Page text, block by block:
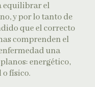
equilibrar el
y por lo tanto de
que el correcto
comprenden el
una
energético,
físico.